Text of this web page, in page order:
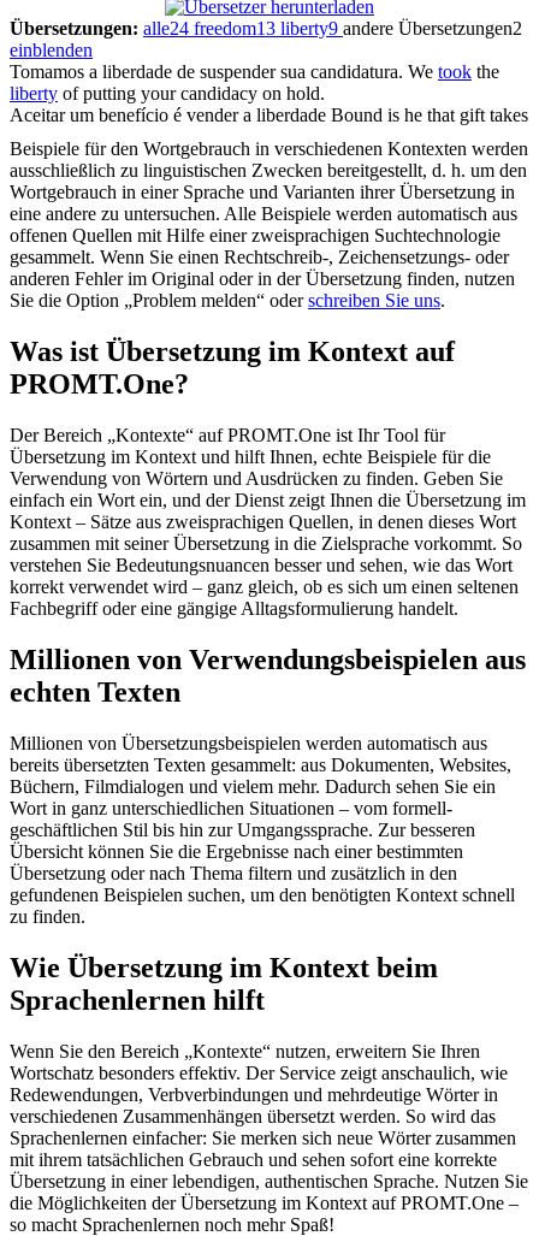
Übersetzungen: alle24 freedom13 liberty9 andere Übersetzungen2
einblenden
Tomamos a liberdade de suspender sua candidatura. We took the
liberty of putting your candidacy on hold.
Aceitar um benefício é vender a liberdade Bound is he that gift takes
Beispiele für den Wortgebrauch in verschiedenen Kontexten werden
ausschließlich zu linguistischen Zwecken bereitgestellt, d. h. um den
Wortgebrauch in einer Sprache und Varianten ihrer Übersetzung in
eine andere zu untersuchen. Alle Beispiele werden automatisch aus
offenen Quellen mit Hilfe einer zweisprachigen Suchtechnologie
gesammelt. Wenn Sie einen Rechtschreib-, Zeichensetzungs- oder
anderen Fehler im Original oder in der Übersetzung finden, nutzen
Sie die Option „Problem melden“ oderschreiben Sie uns.
Was ist Übersetzung im Kontext auf
PROMT.One?
Der Bereich „Kontexte“ auf PROMT.One ist Ihr Tool für
Übersetzung im Kontext und hilft Ihnen, echte Beispiele für die
Verwendung von Wörtern und Ausdrücken zu finden. Geben Sie
einfach ein Wort ein, und der Dienst zeigt Ihnen die Übersetzung im
Kontext – Sätze aus zweisprachigen Quellen, in denen dieses Wort
zusammen mit seiner Übersetzung in die Zielsprache vorkommt. So
verstehen Sie Bedeutungsnuancen besser und sehen, wie das Wort
korrekt verwendet wird – ganz gleich, ob es sich um einen seltenen
Fachbegriff oder eine gängige Alltagsformulierung handelt.
Millionen von Verwendungsbeispielen aus
echten Texten
Millionen von Übersetzungsbeispielen werden automatisch aus
bereits übersetzten Texten gesammelt: aus Dokumenten, Websites,
Büchern, Filmdialogen und vielem mehr. Dadurch sehen Sie ein
Wort in ganz unterschiedlichen Situationen – vom formell-
geschäftlichen Stil bis hin zur Umgangssprache. Zur besseren
Übersicht können Sie die Ergebnisse nach einer bestimmten
Übersetzung oder nach Thema filtern und zusätzlich in den
gefundenen Beispielen suchen, um den benötigten Kontext schnell
zu finden.
Wie Übersetzung im Kontext beim
Sprachenlernen hilft
Wenn Sie den Bereich „Kontexte“ nutzen, erweitern Sie Ihren
Wortschatz besonders effektiv. Der Service zeigt anschaulich, wie
Redewendungen, Verbverbindungen und mehrdeutige Wörter in
verschiedenen Zusammenhängen übersetzt werden. So wird das
Sprachenlernen einfacher: Sie merken sich neue Wörter zusammen
mit ihrem tatsächlichen Gebrauch und sehen sofort eine korrekte
Übersetzung in einer lebendigen, authentischen Sprache. Nutzen Sie
die Möglichkeiten der Übersetzung im Kontext auf PROMT.One –
so macht Sprachenlernen noch mehr Spaß!